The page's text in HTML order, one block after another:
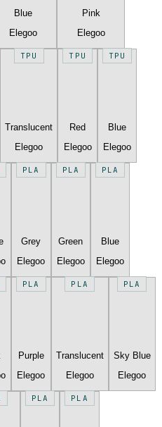
Blue
Elegoo
Pink
Elegoo
TPU
Translucent
Elegoo
TPU
Red
Elegoo
TPU
Blue
Elegoo
PLA
Grey
Elegoo
PLA
Green
Elegoo
PLA
Blue
Elegoo
PLA
Purple
Elegoo
PLA
Translucent
Elegoo
PLA
Sky Blue
Elegoo
PLA PLA